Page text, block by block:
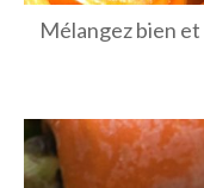
Mélangez bien